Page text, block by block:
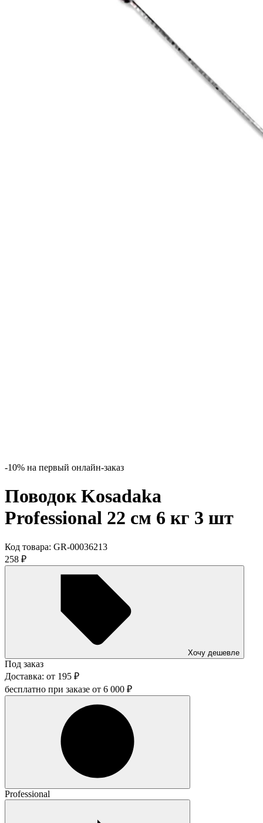
-10% на первый онлайн-заказ
Поводок Kosadaka
Professional 22 см 6 кг 3 шт
Код товара: GR-00036213
258 ₽
Хочу дешевле
Под заказ
Доставка: от 195 ₽
бесплатно при заказе от 6 000 ₽
Professional